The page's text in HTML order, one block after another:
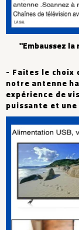
"Embaussez
- Faites le choix
notre antenne
expérience de
puissante et